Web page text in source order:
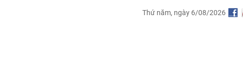
Thứ năm, ngày 6/08/2026